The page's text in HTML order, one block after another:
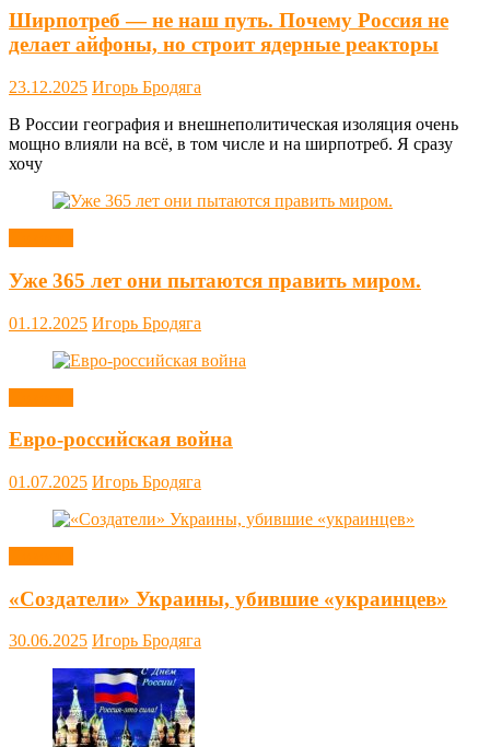
Ширпотреб — не наш путь. Почему Россия не
делает айфоны, но строит ядерные реакторы
23.12.2025 Игорь Бродяга
В России география и внешнеполитическая изоляция очень
мощно влияли на всё, в том числе и на ширпотреб. Я сразу
хочу
Уже 365 лет они пытаются править миром.
01.12.2025 Игорь Бродяга
Евро-российская война
01.07.2025 Игорь Бродяга
«Создатели» Украины, убившие «украинцев»
30.06.2025 Игорь Бродяга